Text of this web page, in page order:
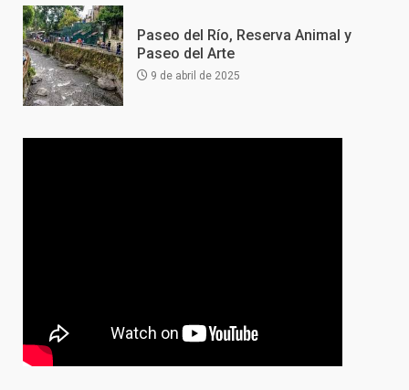
Paseo del Río, Reserva Animal y
Paseo del Arte
9 de abril de 2025